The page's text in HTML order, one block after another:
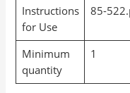
Instructions
for Use
85-
Minimum
quantity
1